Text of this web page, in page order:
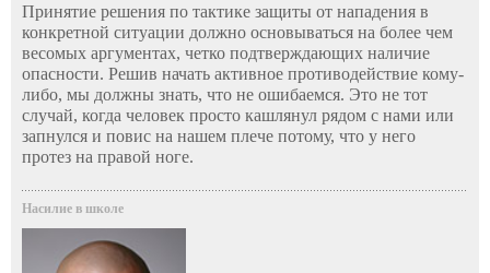
Принятие решения по тактике защиты от нападения в
конкретной ситуации должно основываться на более чем
весомых аргументах, четко подтверждающих наличие
опасности. Решив начать активное противодействие кому-
либо, мы должны знать, что не ошибаемся. Это не тот
случай, когда человек просто кашлянул рядом с нами или
запнулся и повис на нашем плече потому, что у него
протез на правой ноге.
Насилие в школе